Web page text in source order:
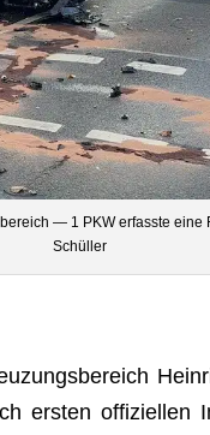
— 1 PKW erfasste
Schüller
ers­ten offi­zi­el­len